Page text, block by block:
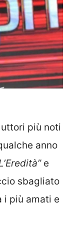
più noti
anno
e
sbagliato
i più amati e